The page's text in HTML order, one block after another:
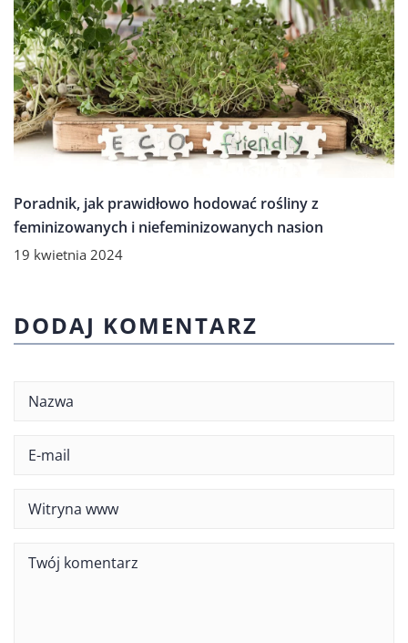
Poradnik, jak prawidłowo hodować rośliny z
feminizowanych i niefeminizowanych nasion
19 kwietnia 2024
DODAJ KOMENTARZ